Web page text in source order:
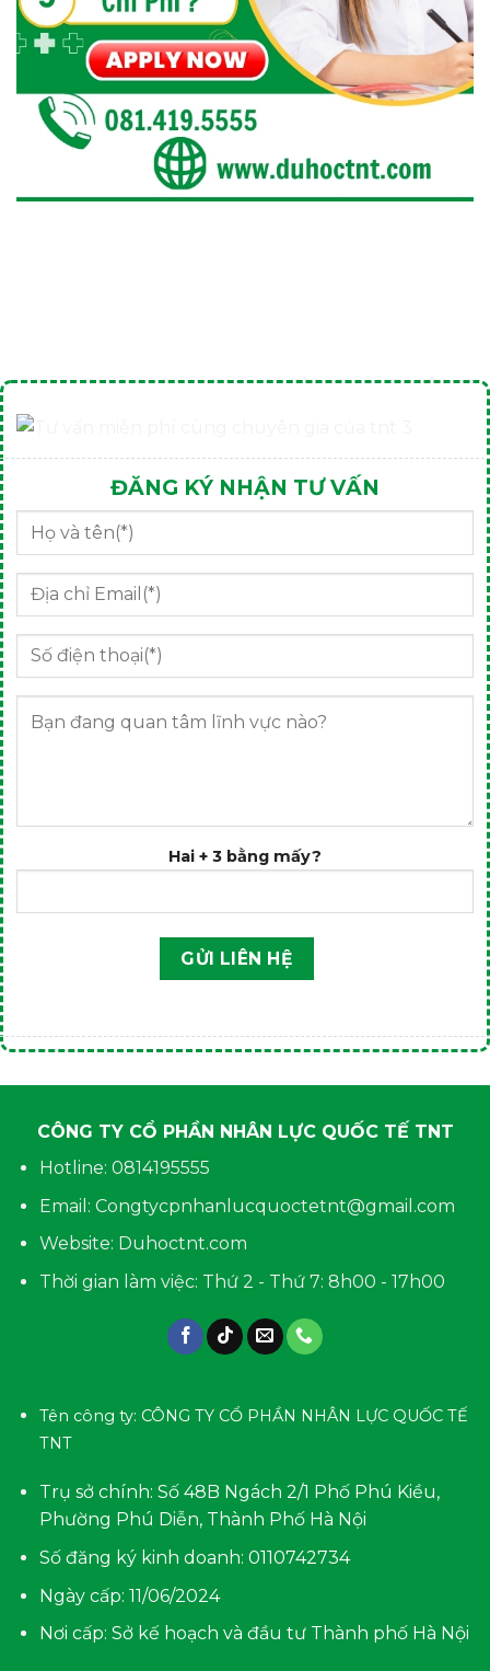
ĐĂNG KÝ NHẬN TƯ VẤN
Hai + 3 bằng mấy?
CÔNG TY CỔ PHẦN NHÂN LỰC QUỐC TẾ TNT
Hotline: 0814195555
Email: Congtycpnhanlucquoctetnt@gmail.com
Website: Duhoctnt.com
Thời gian làm việc: Thứ 2 - Thứ 7: 8h00 - 17h00
Tên công ty: CÔNG TY CỔ PHẦN NHÂN LỰC QUỐC TẾ
TNT
Trụ sở chính: Số 48B Ngách 2/1 Phố Phú Kiều,
Phường Phú Diễn, Thành Phố Hà Nội
Số đăng ký kinh doanh: 0110742734
Ngày cấp: 11/06/2024
Nơi cấp: Sở kế hoạch và đầu tư Thành phố Hà Nội